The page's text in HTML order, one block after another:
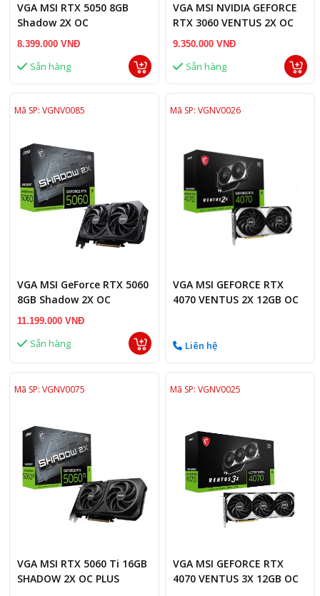
VGA MSI RTX 5050 8GB
Shadow 2X OC
8.399.000 VNĐ
Sẵn hàng
VGA MSI NVIDIA GEFORCE
RTX 3060 VENTUS 2X OC
12GB
9.350.000 VNĐ
Sẵn hàng
Mã SP: VGNV0085
VGA MSI GeForce RTX 5060
8GB Shadow 2X OC
11.199.000 VNĐ
Sẵn hàng
Mã SP: VGNV0026
VGA MSI GEFORCE RTX
4070 VENTUS 2X 12GB OC
Liên hệ
Mã SP: VGNV0075
VGA MSI RTX 5060 Ti 16GB
SHADOW 2X OC PLUS
Mã SP: VGNV0025
VGA MSI GEFORCE RTX
4070 VENTUS 3X 12GB OC